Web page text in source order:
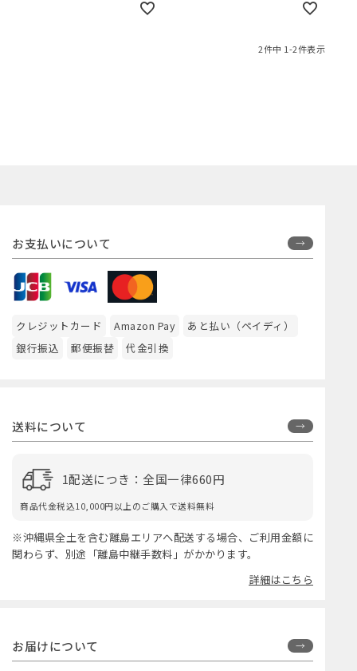
2件中 1-2件表示
お支払いについて
クレジットカード Amazon Pay
あと払い（ペイディ）
銀行振込
郵便振替 代金引換
送料について
1配送につき：全国一律660円
商品代金税込10,000円以上のご購入で送料無料
※沖縄県全土を含む離島エリアへ配送する場合、ご利用金額に
関わらず、別途「離島中継手数料」がかかります。
詳細はこちら
お届けについて